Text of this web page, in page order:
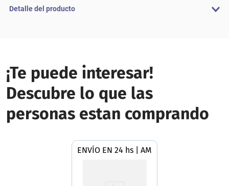
Detalle del producto
¡Te puede interesar!
Descubre lo que las
personas estan comprando
ENVÍO EN 24 hs | AMBA